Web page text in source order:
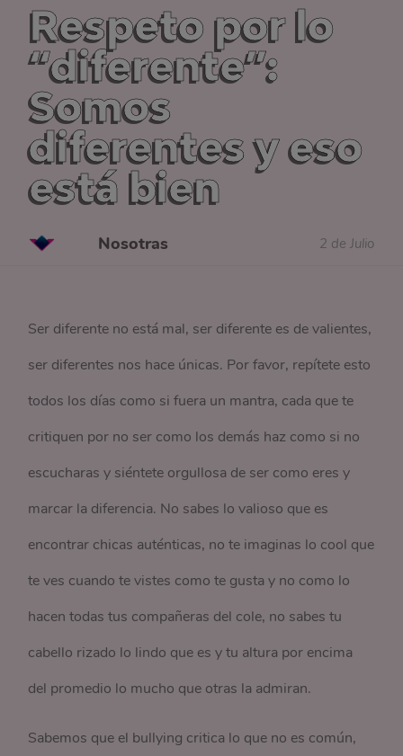
Respeto por lo
“diferente”:
Somos
diferentes y eso
está bien
Nosotras 2 de Julio
Ser diferente no está mal, ser diferente es de valientes,
ser diferentes nos hace únicas. Por favor, repítete esto
todos los días como si fuera un mantra, cada que te
critiquen por no ser como los demás haz como si no
escucharas y siéntete orgullosa de ser como eres y
marcar la diferencia. No sabes lo valioso que es
encontrar chicas auténticas, no te imaginas lo cool que
te ves cuando te vistes como te gusta y no como lo
hacen todas tus compañeras del cole, no sabes tu
cabello rizado lo lindo que es y tu altura por encima
del promedio lo mucho que otras la admiran.
Sabemos que el bullying critica lo que no es común,